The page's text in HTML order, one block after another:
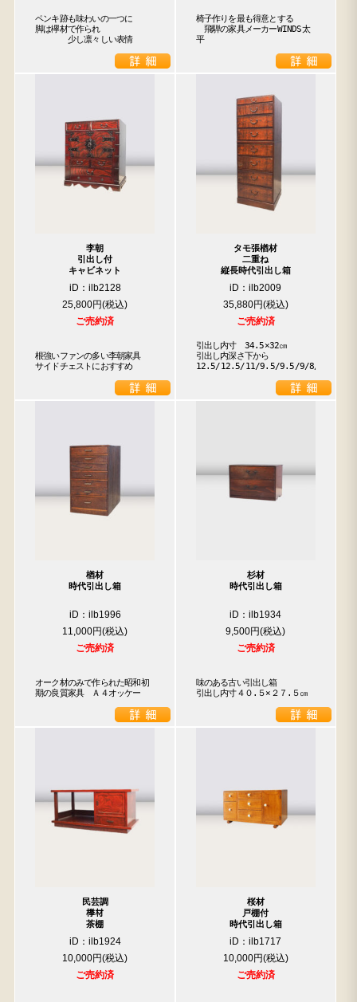
ペンキ跡も味わいの一つに
脚は欅材で作られ
少し凛々しい表情
椅子作りを最も得意とする
飛騨の家具メーカーWINDS太
平
李朝
引出し付
キャビネット
iD：ilb2128
25,800円
ご売約済
根強いファンの多い李朝家具
サイドチェストにおすすめ
タモ張楢材
二重ね
縦長時代引出し箱
iD：ilb2009
35,880円
ご売約済
引出し内寸　34.5×32㎝
引出し内深さ下から
12.5/12.5/11/9.5/9.5/9/8/3.5
楢材
時代引出し箱
iD：ilb1996
11,000円
ご売約済
オーク材のみで作られた昭和初
期の良質家具　Ａ４オッケー
杉材
時代引出し箱
iD：ilb1934
9,500円
ご売約済
味のある古い引出し箱
引出し内寸４０.５×２７.５㎝
民芸調
﨔材
茶棚
iD：ilb1924
10,000円
ご売約済
桜材
戸棚付
時代引出し箱
iD：ilb1717
10,000円
ご売約済